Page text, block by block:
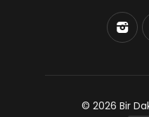
© 2026 Bir